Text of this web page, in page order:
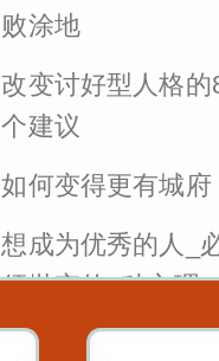
败涂地
改变讨好型人格的
个建议
如何变得更有城府
想成为优秀的人_
须抛弃的6种心理
不出10年_你会后悔